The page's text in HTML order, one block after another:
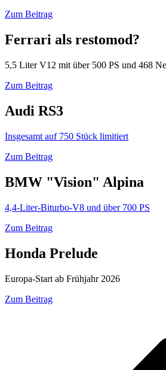
Zum Beitrag
Ferrari als restomod?
5,5 Liter V12 mit über 500 PS und 468
Zum Beitrag
Audi RS3
Insgesamt auf 750 Stück limitiert
Zum Beitrag
BMW "Vision" Alpina
4,4-Liter-Biturbo-V8 und über 700 PS
Zum Beitrag
Honda Prelude
Europa-Start ab Frühjahr 2026
Zum Beitrag